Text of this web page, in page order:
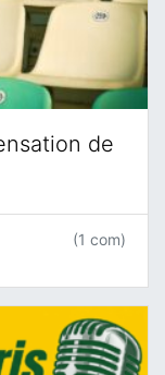
de
(1 com)